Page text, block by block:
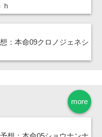
：本命09クロノジェネシ
more